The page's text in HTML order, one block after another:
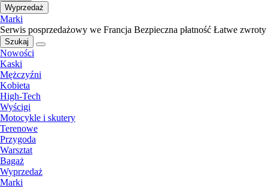
Wyprzedaż
Marki
Serwis posprzedażowy we Francja Bezpieczna płatność Łatwe zwroty
Szukaj
Nowości
Kaski
Mężczyźni
Kobieta
High-Tech
Wyścigi
Motocykle i skutery
Terenowe
Przygoda
Warsztat
Bagaż
Wyprzedaż
Marki